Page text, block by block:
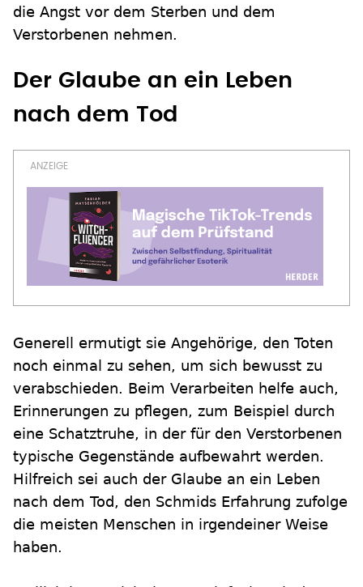
die Angst vor dem Sterben und dem
Verstorbenen nehmen.
Der Glaube an ein Leben
nach dem Tod
Generell ermutigt sie Angehörige, den Toten
noch einmal zu sehen, um sich bewusst zu
verabschieden. Beim Verarbeiten helfe auch,
Erinnerungen zu pflegen, zum Beispiel durch
eine Schatztruhe, in der für den Verstorbenen
typische Gegenstände aufbewahrt werden.
Hilfreich sei auch der Glaube an ein Leben
nach dem Tod, den Schmids Erfahrung zufolge
die meisten Menschen in irgendeiner Weise
haben.